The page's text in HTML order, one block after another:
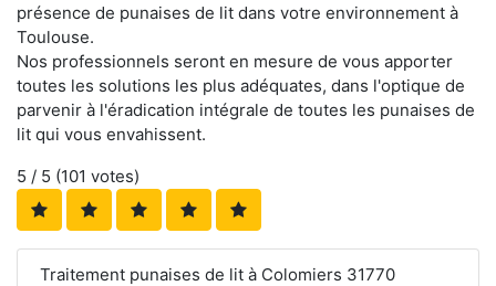
présence de punaises de lit dans votre environnement à
Toulouse.
Nos professionnels seront en mesure de vous apporter
toutes les solutions les plus adéquates, dans l'optique de
parvenir à l'éradication intégrale de toutes les punaises de
lit qui vous envahissent.
5 / 5 (101 votes)
Traitement punaises de lit à Colomiers 31770